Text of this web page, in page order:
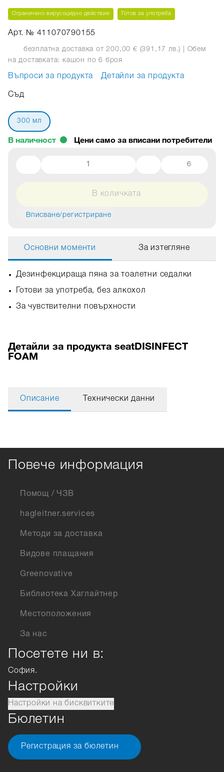
Ограничено вирусоцидно действие Готов за употреба
Арт. № 411070790155
безплатна доставка от 200,00 € (391,17 лв.) | Обем
на доставката: кашон по 6 броя
Въпроси за продукта Детайли за продукта
Съд
300 мл
В наличност
6
В количката
Вписване/регистриране
Основни моменти За изтегляне
Дезинфекцираща пяна за тоалетни седалки
Готови за употреба, без алкохол
За чувствителни повърхности
Детайли за продукта seatDISINFECT
FOAM
Описание Технически данни
Повече информация
Помощ / ЧЗВ
hagleitner.services
Методи за доставка
Видове плащания
Greenovative
Библиотека Хаглайтнер
Местоположения
За нас
Посетете ни в:
София.
Настройки
Настройки на бисквитките
Бюлетин
Регистрация за бюлетин